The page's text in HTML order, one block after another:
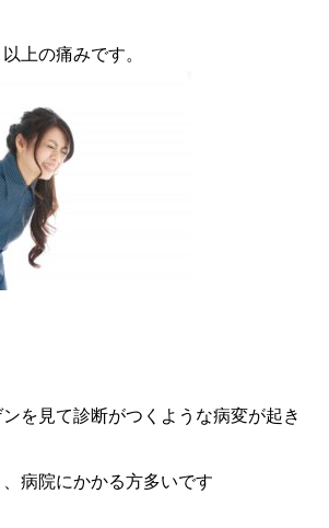
上の痛みです。
ンを見て診断がつくような病変が起き
病院にかかる方多いです